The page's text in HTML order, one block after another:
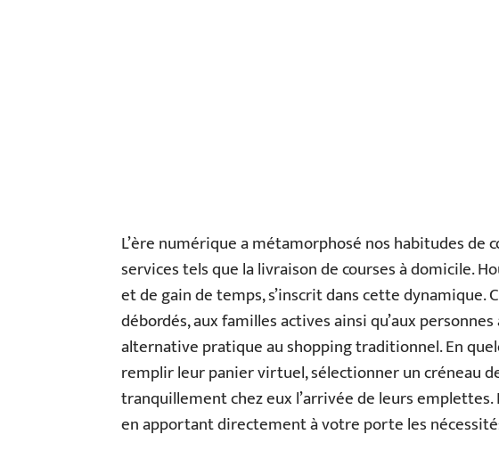
L’ère numérique a métamorphosé nos habitudes de
services tels que la livraison de courses à domicile.
et de gain de temps, s’inscrit dans cette dynamique.
débordés, aux familles actives ainsi qu’aux
alternative pratique au shopping traditionnel. En
remplir leur panier virtuel, sélectionner un créneau
tranquillement chez eux l’arrivée de leurs
en apportant directement à votre porte les